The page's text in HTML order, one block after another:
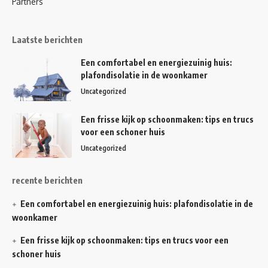
interacties tussen onze diverse gemeenschap.
Wat we zoeken:
Kennis van de industrie:Aantoonbare ervaring in agri-
tech of de rol van technologie in de land-/tuinbouw (3-5
jaar).
Betrokkenheid van belanghebbenden:Bewezen staat
van dienst op het gebied van stakeholderbetrokkenheid
of gemeenschapsmanagement en bewustzijn van het
agritechnologie.
Sterke interpersoonlijke en communicatieve
vaardigheden
communicatie, inclusief het geven van boeiende lezingen
en presentaties, zowel in het Verenigd Koninkrijk als
Laatste berichten
Een comfortabel en energiezuinig huis:
plafondisolatie in de woonkamer
Uncategorized
Een frisse kijk op schoonmaken: tips en trucs
voor een schoner huis
Uncategorized
recente berichten
Een comfortabel en energiezuinig huis: plafondisolatie in de
woonkamer
Een frisse kijk op schoonmaken: tips en trucs voor een
schoner huis